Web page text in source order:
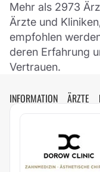
Mehr als 2973
Ärzte und
empfohlen
deren Erfahrung
Vertrauen.
INFORMATION ÄRZTE